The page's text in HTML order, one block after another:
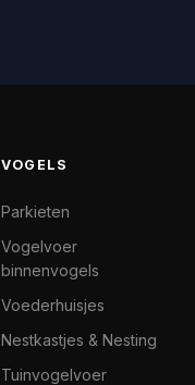
VOGELS
Parkieten
Vogelvoer
binnenvogels
Voederhuisjes
Nestkastjes & Nesting
Tuinvogelvoer